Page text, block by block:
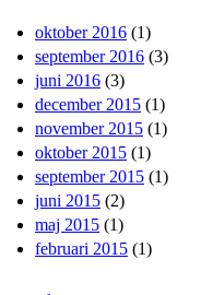
oktober 2016 (1)
september 2016 (3)
juni 2016 (3)
december 2015 (1)
november 2015 (1)
oktober 2015 (1)
september 2015 (1)
juni 2015 (2)
maj 2015 (1)
februari 2015 (1)